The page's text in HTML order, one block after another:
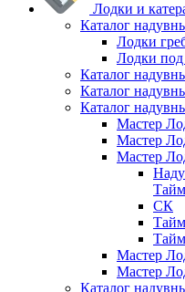
Лодки и
Каталог
Лодки
Лодки
Каталог
Каталог
Каталог
Мастер
Мастер
Мастер
СК
Мастер
Мастер
Каталог